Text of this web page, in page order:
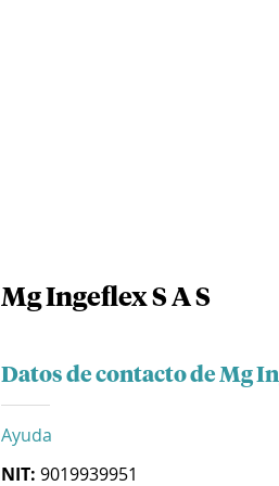
Mg Ingeflex S A S
Datos de contacto de Mg
Ayuda
NIT: 9019939951